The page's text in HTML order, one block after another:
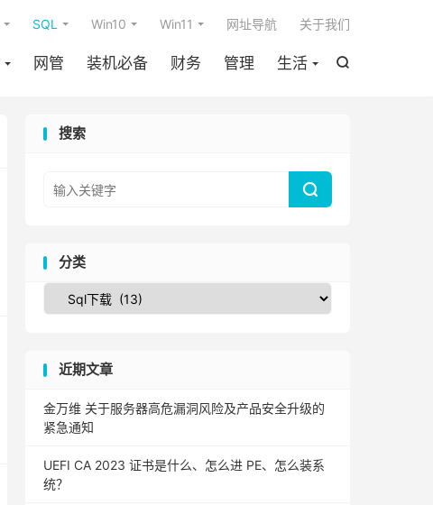

网管 装机必备 财务 管理 生活
SQL Win10 Win11 网址导航 关于我们
搜索

分类
近期文章
金万维 关于服务器高危漏洞风险及产品安全升级的
紧急通知
UEFI CA 2023 证书是什么、怎么进 PE、怎么装系
统？